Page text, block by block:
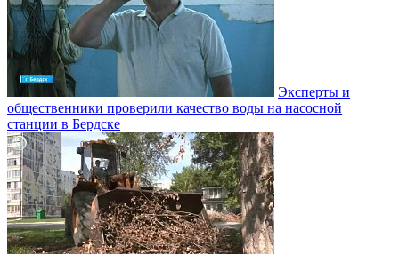
Эксперты и
общественники проверили качество воды на насосной
станции в Бердске